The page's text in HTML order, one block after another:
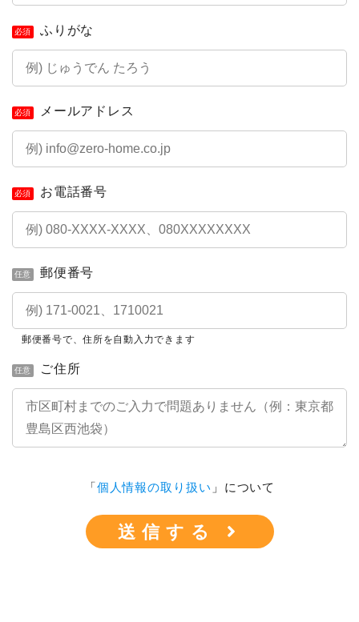
必須 ふりがな
必須 メールアドレス
必須 お電話番号
任意 郵便番号
郵便番号で、住所を自動入力できます
任意 ご住所
「個人情報の取り扱い 」について